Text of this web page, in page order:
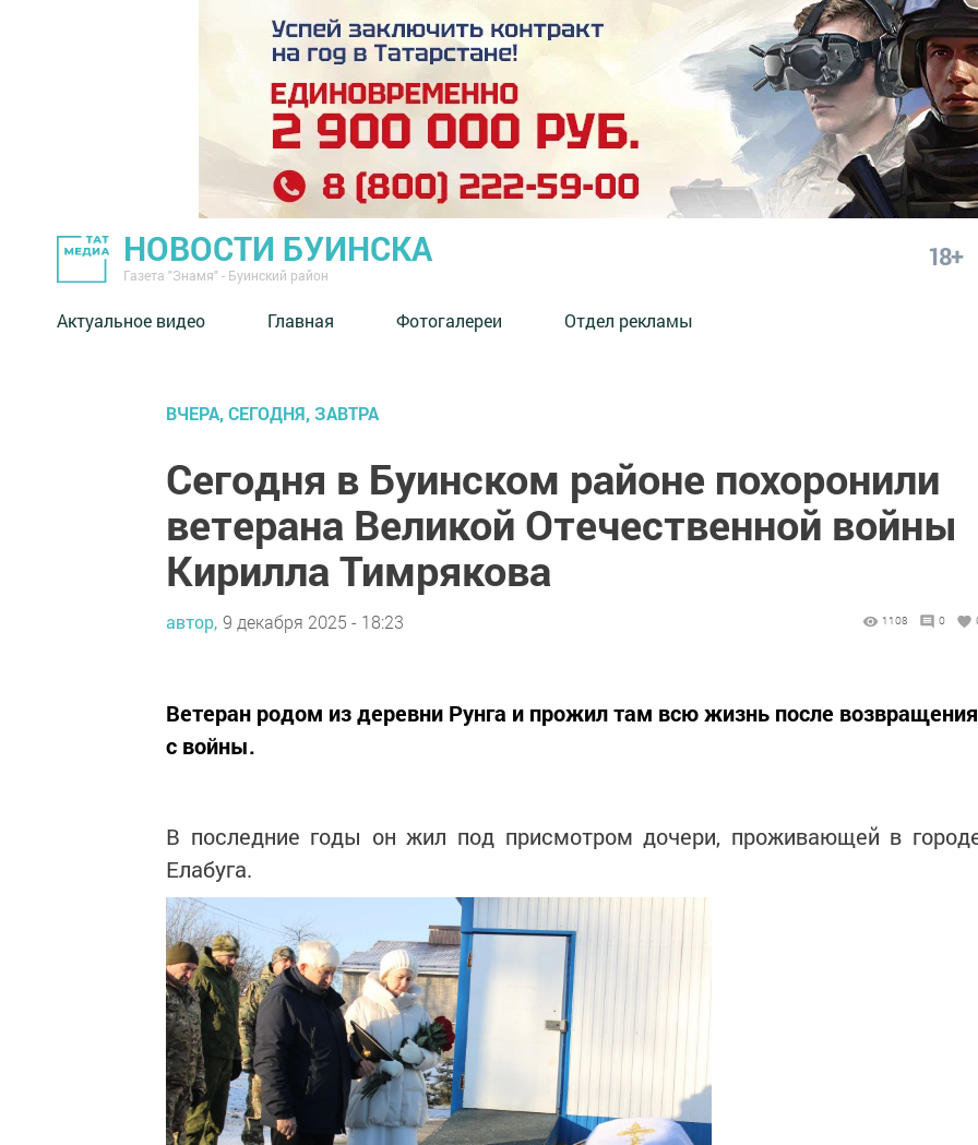
НОВОСТИ БУИНСКА
Газета "Знамя" - Буинский район
18+
Актуальное видео Главная Фотогалереи Отдел рекламы
ВЧЕРА, СЕГОДНЯ, ЗАВТРА
Сегодня в Буинском районе похоронили
ветерана Великой Отечественной войны
Кирилла Тимрякова
автор, 9 декабря 2025 - 18:23 1108 0
Ветеран родом из деревни Рунга и прожил там всю жизнь после возвращения
с войны.
В последние годы он жил под присмотром дочери, проживающей в
Елабуга.